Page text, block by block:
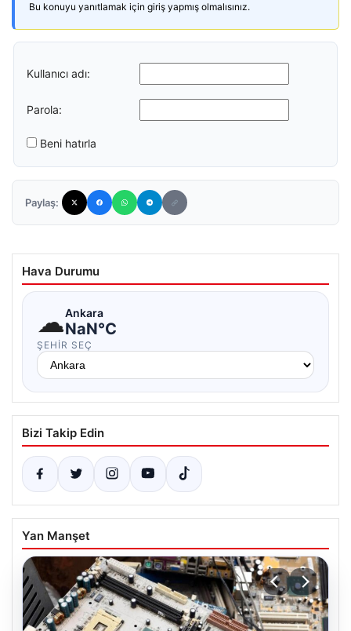
Bu konuyu yanıtlamak için giriş yapmış olmalısınız.
Kullanıcı adı:
Parola:
Beni hatırla
Paylaş:
Hava Durumu
☁Ankara
NaN°C
ŞEHIR SEÇ
Bizi Takip Edin
Yan Manşet